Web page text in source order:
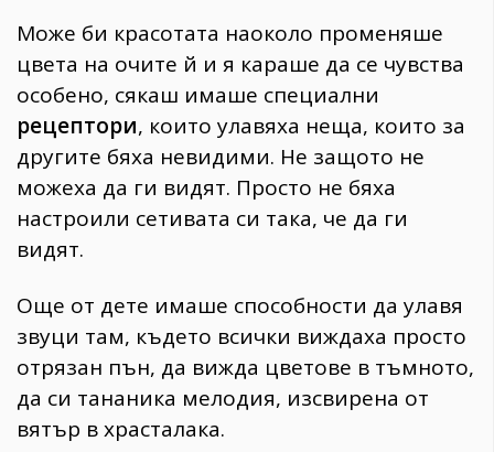
ПОСЛЕДВАЙТЕ
НИ
Може би красотата наоколо променяше
цвета на очите й и я караше да се чувства
особено, сякаш имаше специални
рецептори, които улавяха неща, които за
другите бяха невидими. Не защото не
можеха да ги видят. Просто не бяха
настроили сетивата си така, че да ги
видят.
Още от дете имаше способности да улавя
звуци там, където всички виждаха просто
отрязан пън, да вижда цветове в тъмното,
да си тананика мелодия, изсвирена от
вятър в храсталака.